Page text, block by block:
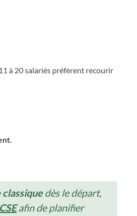
à 20 salariés préfèrent recourir
dès le départ,
afin de planifier